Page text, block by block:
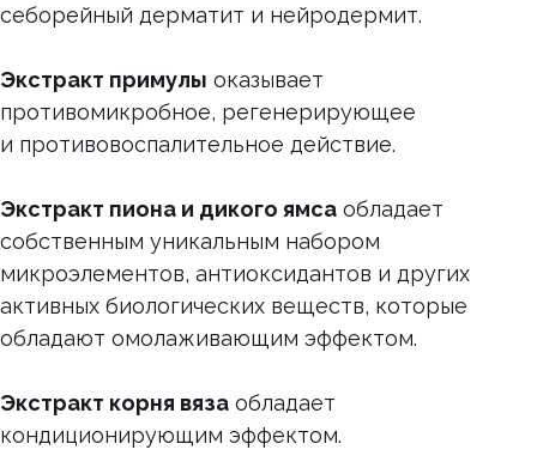
себорейный дерматит и нейродермит.
Экстракт примулы оказывает
противомикробное, регенерирующее
и противовоспалительное действие.
Экстракт пиона и дикого ямса обладает
собственным уникальным набором
микроэлементов, антиоксидантов и других
активных биологических веществ, которые
обладают омолаживающим эффектом.
Экстракт корня вяза обладает
кондиционирующим эффектом.